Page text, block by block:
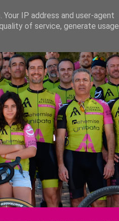
IP address and user-agent
of service, generate usage